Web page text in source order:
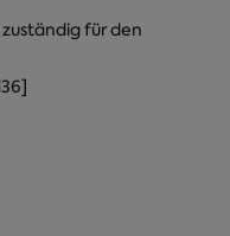
für den